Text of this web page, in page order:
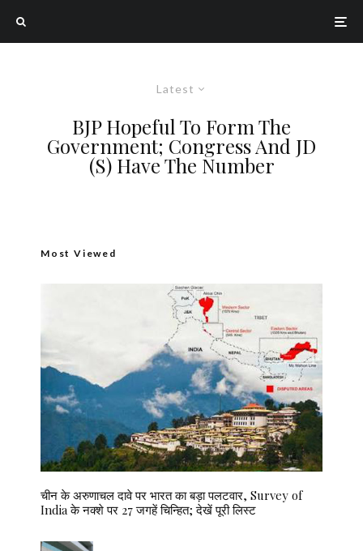
Latest
BJP Hopeful To Form The
Government; Congress And JD
(S) Have The Number
Most Viewed
चीन के अरुणाचल दावे पर भारत का बड़ा पलटवार, Survey of
India के नक्शे पर 27 जगहें चिन्हित; देखें पूरी लिस्ट